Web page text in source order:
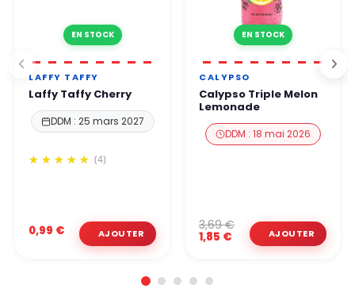
EN STOCK
LAFFY TAFFY
Laffy Taffy Cherry
DDM : 25 mars 2027
(4)
0,99 €
EN STOCK
CALYPSO
Calypso Triple Melon
Lemonade
DDM : 18 mai 2026
1,85 €
3,69 €